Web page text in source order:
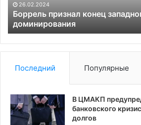
26.02.2024
Боррель признал конец
доминирования
Последний Популярные
В ЦМАКП
банковского
долгов